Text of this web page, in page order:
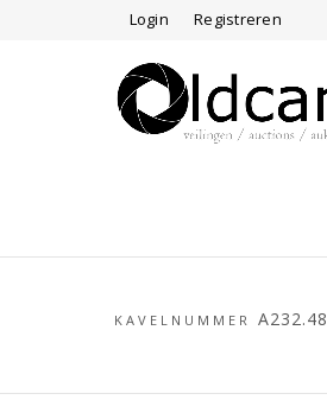
Login Registreren
KAVELNUMMER A232.48